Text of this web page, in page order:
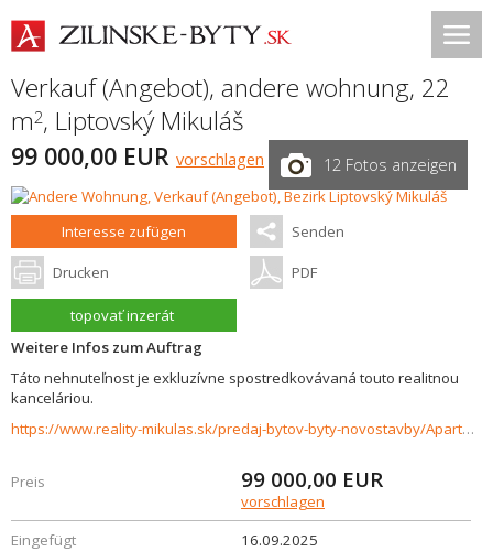
Verkauf (Angebot), andere wohnung, 22
m2, Liptovský Mikuláš
99 000,00 EUR vorschlagen 12 Fotos anzeigen
Interesse zufügen Senden
Drucken PDF
topovať inzerát
Weitere Infos zum Auftrag
Táto nehnuteľnost je exkluzívne spostredkovávaná touto realitnou
kanceláriou.
https://www.reality-mikulas.sk/predaj-bytov-byty-novostavby/Apartman-VIA-JASNA-na-predaj-Demanova-36032/?utm_source=areality&utm_medium=xml&utm_term=36032&utm_content=byt&utm_campaign=portaly
Preis 99 000,00 EUR
vorschlagen
Eingefügt
16.09.2025